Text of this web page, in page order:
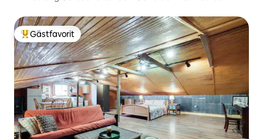
Populär gästfavorit
Gästfavorit